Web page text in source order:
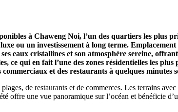
à Chaweng Noi, l’un des quartiers les plus
ou un investissement à long terme.
eaux cristallines et son atmosphère sereine,
ce qui en fait l’une des zones résidentielles les
et des restaurants à quelques minutes
de restaurants et de commerces. Les terrains
offre une vue panoramique sur l’océan et bénéficie